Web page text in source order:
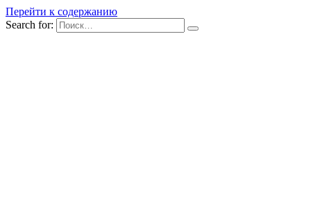
Перейти к содержанию
Search for: